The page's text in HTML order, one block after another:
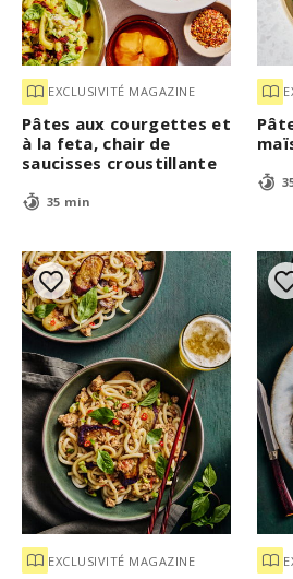
EXCLUSIVITÉ MAGAZINE
Pâtes aux courgettes et
à la feta, chair de
saucisses croustillante
35 min
EXCLUSIVITÉ MAGAZINE